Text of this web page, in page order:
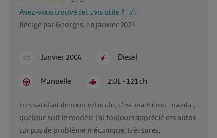
Avez-vous trouvé cet avis utile ?
Rédigé par Georges, en janvier 2021
Janvier 2004 Diesel
Manuelle 2.0L - 121 ch
très satisfait de mon véhicule, c'est ma 4 ème  mazda ,
quelque soit le modèle j'ai toujours apprécié ces autos
car pas de problème mécanique, très sures,